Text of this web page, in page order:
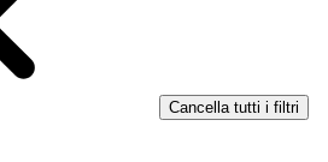
Cancella tutti i filtri